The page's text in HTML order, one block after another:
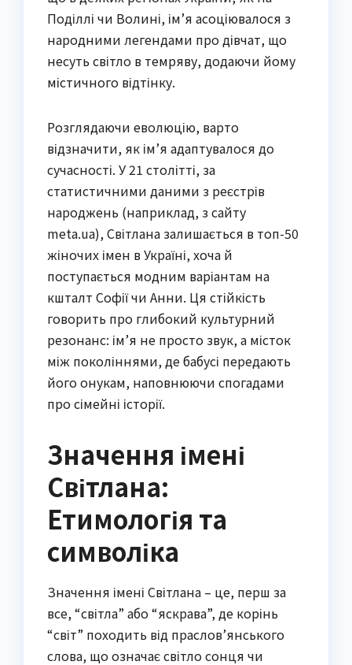
Поділлі чи Волині, ім’я асоціювалося з
народними легендами про дівчат, що
несуть світло в темряву, додаючи йому
містичного відтінку.
Розглядаючи еволюцію, варто
відзначити, як ім’я адаптувалося до
сучасності. У 21 столітті, за
статистичними даними з реєстрів
народжень (наприклад, з сайту
meta.ua), Світлана залишається в топ-50
жіночих імен в Україні, хоча й
поступається модним варіантам на
кшталт Софії чи Анни. Ця стійкість
говорить про глибокий культурний
резонанс: ім’я не просто звук, а місток
між поколіннями, де бабусі передають
його онукам, наповнюючи спогадами
про сімейні історії.
Значення імені
Світлана:
Етимологія та
символіка
Значення імені Світлана – це, перш за
все, “світла” або “яскрава”, де корінь
“світ” походить від праслов’янського
слова, що означає світло сонця чи